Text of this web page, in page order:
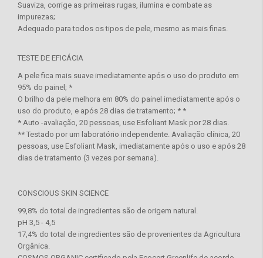
Suaviza, corrige as primeiras rugas, ilumina e combate as
impurezas;
Adequado para todos os tipos de pele, mesmo as mais finas.
TESTE DE EFICÁCIA
A pele fica mais suave imediatamente após o uso do produto em
95% do painel; *
O brilho da pele melhora em 80% do painel imediatamente após o
uso do produto, e após 28 dias de tratamento; * *
* Auto -avaliação, 20 pessoas, use Esfoliant Mask por 28 dias.
** Testado por um laboratório independente. Avaliação clínica, 20
pessoas, use Esfoliant Mask, imediatamente após o uso e após 28
dias de tratamento (3 vezes por semana).
CONSCIOUS SKIN SCIENCE
99,8% do total de ingredientes são de origem natural.
pH 3,5 - 4,5
17,4% do total de ingredientes são de provenientes da Agricultura
Orgânica.